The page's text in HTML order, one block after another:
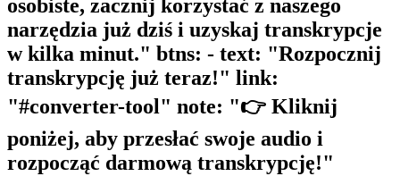
osobiste, zacznij korzystać z naszego
narzędzia już dziś i uzyskaj transkrypcje
w kilka minut." btns: - text: "Rozpocznij
transkrypcję już teraz!" link:
"#converter-tool" note: "👉 Kliknij
poniżej, aby przesłać swoje audio i
rozpocząć darmową transkrypcję!"